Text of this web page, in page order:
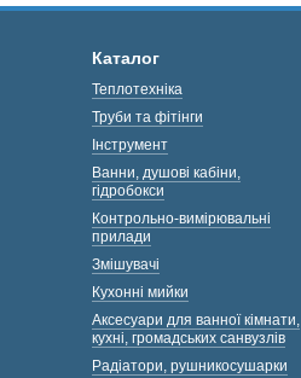
Каталог
Теплотехніка
Труби та фітінги
Інструмент
Ванни, душові кабіни,
гідробокси
Контрольно-вимірювальні
прилади
Змішувачі
Кухонні мийки
Аксесуари для ванної кімнати,
кухні, громадських санвузлів
Радіатори, рушникосушарки